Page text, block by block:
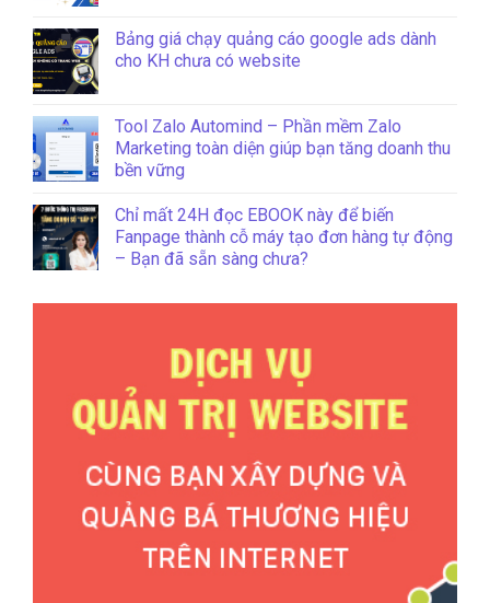
Bảng giá chạy quảng cáo google ads dành
cho KH chưa có website
Tool Zalo Automind – Phần mềm Zalo
Marketing toàn diện giúp bạn tăng doanh thu
bền vững
Chỉ mất 24H đọc EBOOK này để biến
Fanpage thành cỗ máy tạo đơn hàng tự động
– Bạn đã sẵn sàng chưa?